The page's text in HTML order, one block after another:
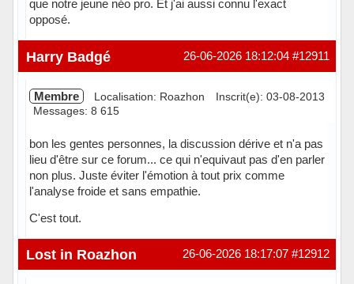
que notre jeune néo pro. Et j'ai aussi connu l'exact
opposé.
Hors ligne #12911
26-06-2026 18:12:04
Harry Badgé
Membre Localisation: Roazhon
Inscrit(e): 03-08-2013
Messages: 8 615
bon les gentes personnes, la discussion dérive et n'a pas
lieu d'être sur ce forum... ce qui n'equivaut pas d'en parler
non plus. Juste éviter l'émotion à tout prix comme
l'analyse froide et sans empathie.
C'est tout.
Hors ligne #12912
26-06-2026 18:17:07
Lost in Roazhon